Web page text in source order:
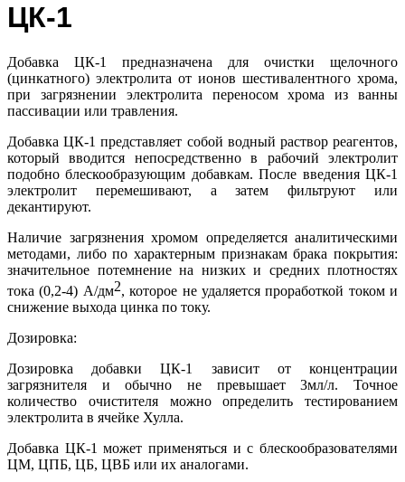
ЦК-1
Добавка ЦК-1 предназначена для очистки щелочного
(цинкатного) электролита от ионов шестивалентного хрома,
при загрязнении электролита переносом хрома из ванны
пассивации или травления.
Добавка ЦК-1 представляет собой водный раствор реагентов,
который вводится непосредственно в рабочий электролит
подобно блескообразующим добавкам. После введения ЦК-1
электролит перемешивают, а затем фильтруют или
декантируют.
Наличие загрязнения хромом определяется аналитическими
методами, либо по характерным признакам брака покрытия:
значительное потемнение на низких и средних плотностях
тока (0,2-4) А/дм2, которое не удаляется проработкой током и
снижение выхода цинка по току.
Дозировка:
Дозировка добавки ЦК-1 зависит от концентрации
загрязнителя и обычно не превышает 3мл/л. Точное
количество очистителя можно определить тестированием
электролита в ячейке Хулла.
Добавка ЦК-1 может применяться и с блескообразователями
ЦМ, ЦПБ, ЦБ, ЦВБ или их аналогами.